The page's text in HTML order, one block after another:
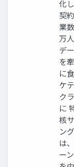
化
契
業
万
デ
を
に
ケ
ク
に
核
ン
は
ー